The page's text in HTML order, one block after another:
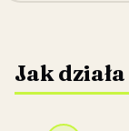
Jak